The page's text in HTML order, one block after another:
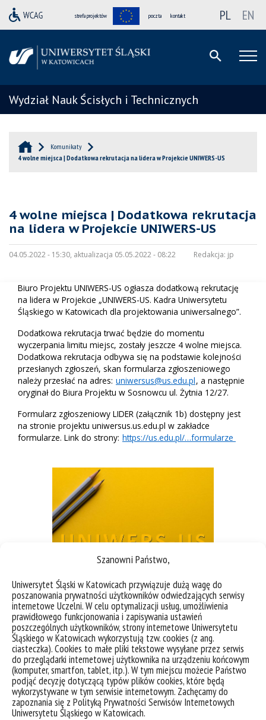
Szanowni Państwo,
Uniwersytet Śląski w Katowicach przywiązuje dużą wagę do
poszanowania prywatności użytkowników odwiedzających serwisy
internetowe Uczelni. W celu optymalizacji usług, umożliwienia
prawidłowego funkcjonowania i zapisywania ustawień
poszczególnych użytkowników, strony internetowe Uniwersytetu
Śląskiego w Katowicach wykorzystują tzw. cookies (z ang.
ciasteczka). Cookies to małe pliki tekstowe wysyłane przez serwis
do przeglądarki internetowej użytkownika na urządzeniu końcowym
(komputer, smartfon, tablet, itp.). W tym miejscu możecie Państwo
podjąć decyzję dotyczącą typów plików cookies, które będą
wykorzystywane w tym serwisie internetowym. Zachęcamy do
zapoznania się z Polityką Prywatności Serwisów Internetowych
Uniwersytetu Śląskiego w Katowicach.
strefa projektów poczta kontakt PL EN
Wydział Nauk Ścisłych i Technicznych
Komunikaty
4 wolne miejsca | Dodatkowa rekrutacja na lidera w Projekcie UNIWERS-US
4 wolne miejsca | Dodatkowa rekrutacja
na lidera w Projekcie UNIWERS-US
04.05.2022 - 15:30, aktualizacja 05.05.2022 - 08:22 Redakcja: jp
Biuro Projektu UNIWERS-US ogłasza dodatkową rekrutację
na lidera w Projekcie „UNIWERS-US. Kadra Uniwersytetu
Śląskiego w Katowicach dla projektowania uniwersalnego”.
Dodatkowa rekrutacja trwać będzie do momentu
wyczerpania limitu miejsc, zostały jeszcze 4 wolne miejsca.
Dodatkowa rekrutacja odbywa się na podstawie kolejności
przesłanych zgłoszeń, skan formularza zgłoszeniowego
należy przesłać na adres: uniwersus@us.edu.pl, a następnie
oryginał do Biura Projektu w Sosnowcu ul. Żytnia 12/27.
Formularz zgłoszeniowy LIDER (załącznik 1b) dostępny jest
na stronie projektu uniwersus.us.edu.pl w zakładce
formularze. Link do strony: https://us.edu.pl/…formularze